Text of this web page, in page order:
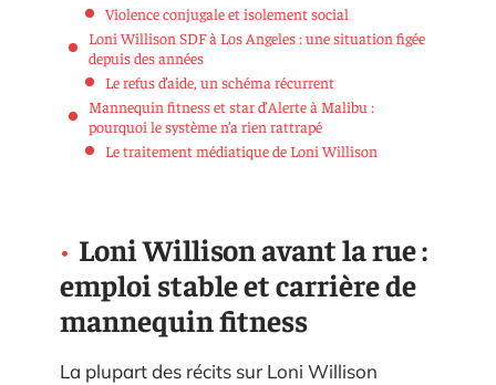
Violence conjugale et isolement social
Loni Willison SDF à Los Angeles : une situation figée
depuis des années
Le refus d’aide, un schéma récurrent
Mannequin fitness et star d’Alerte à Malibu :
pourquoi le système n’a rien rattrapé
Le traitement médiatique de Loni Willison
Loni Willison avant la rue :
emploi stable et carrière de
mannequin fitness
La plupart des récits sur Loni Willison